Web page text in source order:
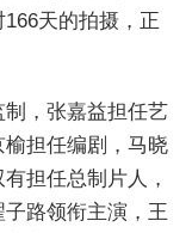
天的拍摄，正
，张嘉益担任艺
担任编剧，马晓
担任总制片人，
路领衔主演，王